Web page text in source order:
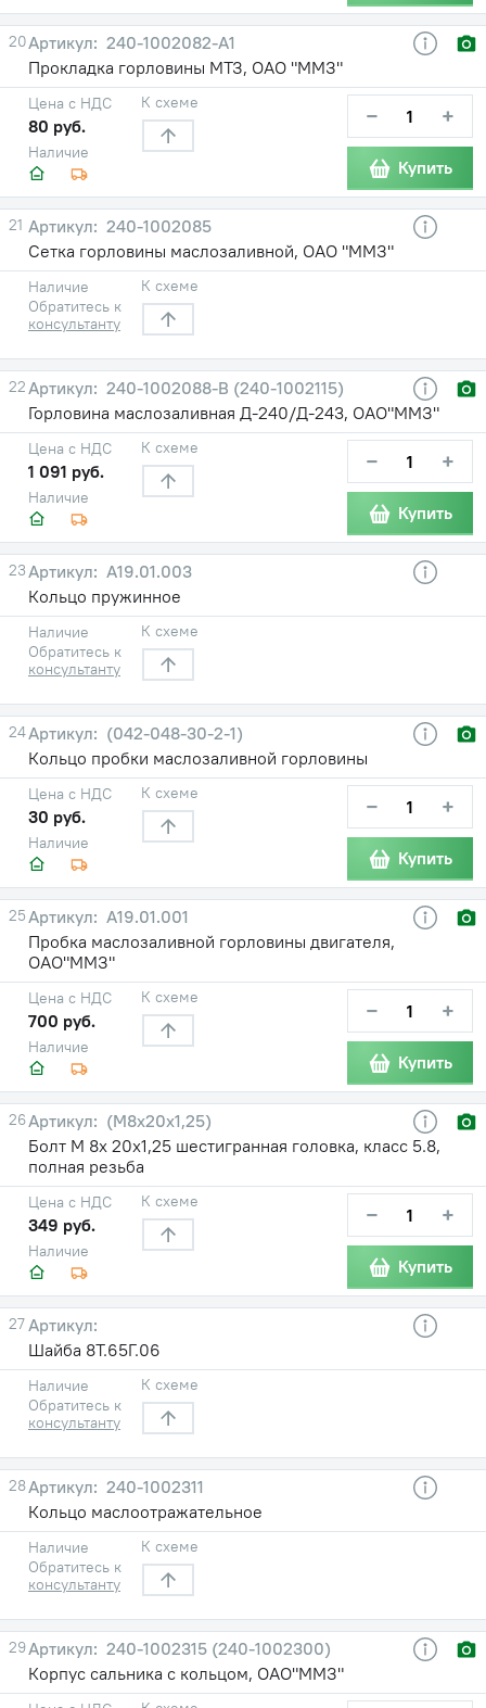
20
240-1002082-А1
Прокладка горловины МТЗ, ОАО "ММЗ"
Наличие
Цена с НДС
80 руб.
К схеме − +
Купить
21
240-1002085
Сетка горловины маслозаливной, ОАО "ММЗ"
Наличие
Обратитесь к
консультанту
К схеме
22
240-1002088-В (240-1002115)
Горловина маслозаливная Д-240/Д-243, ОАО"ММЗ"
Наличие
Цена с НДС
1 091 руб.
К схеме − +
Купить
23
А19.01.003
Кольцо пружинное
Наличие
Обратитесь к
консультанту
К схеме
24
(042-048-30-2-1)
Кольцо пробки маслозаливной горловины
Наличие
Цена с НДС
30 руб.
К схеме − +
Купить
25
А19.01.001
Пробка маслозаливной горловины двигателя,
ОАО"ММЗ"
Наличие
Цена с НДС
700 руб.
К схеме − +
Купить
26
(М8х20х1,25)
Болт М 8х 20х1,25 шестигранная головка, класс 5.8,
полная резьба
Наличие
Цена с НДС
349 руб.
К схеме − +
Купить
27
Шайба 8Т.65Г.06
Наличие
Обратитесь к
консультанту
К схеме
28
240-1002311
Кольцо маслоотражательное
Наличие
Обратитесь к
консультанту
К схеме
29
240-1002315 (240-1002300)
Корпус сальника с кольцом, ОАО"ММЗ"